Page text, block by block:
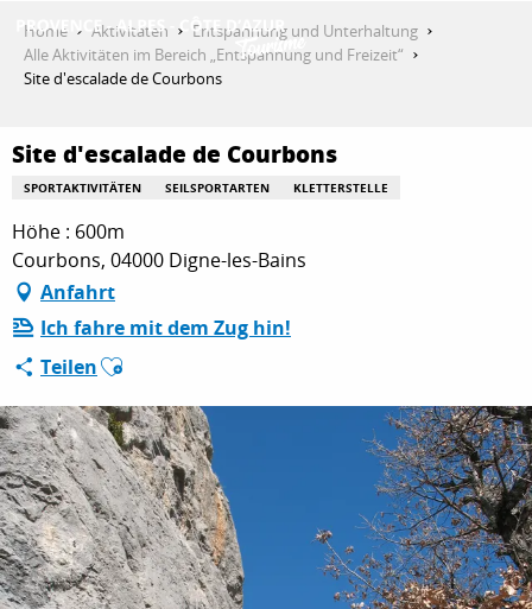
contenu
AKTIVITÄTEN
AUFENTHALT
ESPACE PRO
Home Aktivitäten
Entspannung und Unterhaltung
Alle Aktivitäten im Bereich „Entspannung und Freizeit“
Site d'escalade de Courbons
Site d'escalade de Courbons
SPORTAKTIVITÄTEN SEILSPORTARTEN KLETTERSTELLE
Höhe : 600m
Courbons, 04000 Digne-les-Bains
Anfahrt
Ich fahre mit dem Zug hin!
TeilenAjouter aux favoris